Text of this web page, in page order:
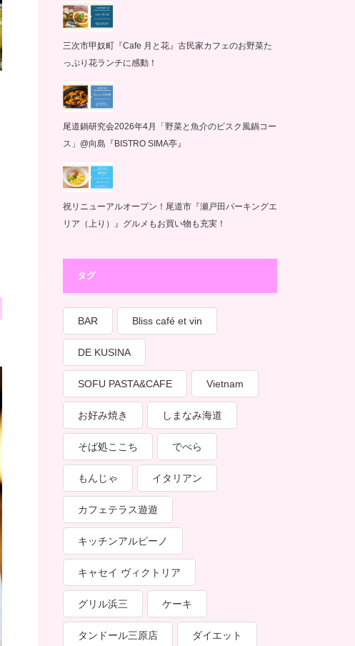
三次市甲奴町『Cafe 月と花』古民家カフェのお野菜た
っぷり花ランチに感動！
尾道鍋研究会2026年4月「野菜と魚介のビスク風鍋コー
ス」@向島『BISTRO SIMA亭』
祝リニューアルオープン！尾道市『瀬戸田パーキングエ
リア（上り）』グルメもお買い物も充実！
タグ
BAR Bliss café et vin
DE KUSINA
SOFU PASTA&CAFE Vietnam
お好み焼き しまなみ海道
そば処ここち でべら
もんじゃ イタリアン
カフェテラス遊遊
キッチンアルピーノ
キャセイ ヴィクトリア
グリル浜三 ケーキ
タンドール三原店 ダイエット